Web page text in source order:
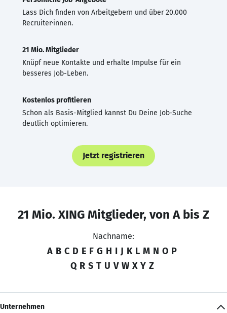
Lass Dich finden von Arbeitgebern und über 20.000
Recruiter·innen.
21 Mio. Mitglieder
Knüpf neue Kontakte und erhalte Impulse für ein
besseres Job-Leben.
Kostenlos profitieren
Schon als Basis-Mitglied kannst Du Deine Job-Suche
deutlich optimieren.
Jetzt registrieren
21 Mio. XING Mitglieder, von A bis Z
Nachname:
A B C D E F G H I J K L M N O P
Q R S T U V W X Y Z
Unternehmen